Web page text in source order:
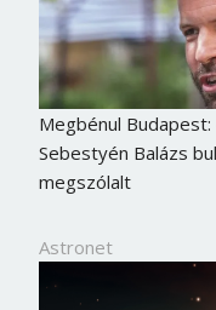
Megbénul
Sebestyén Balázs
megszólalt
Astronet